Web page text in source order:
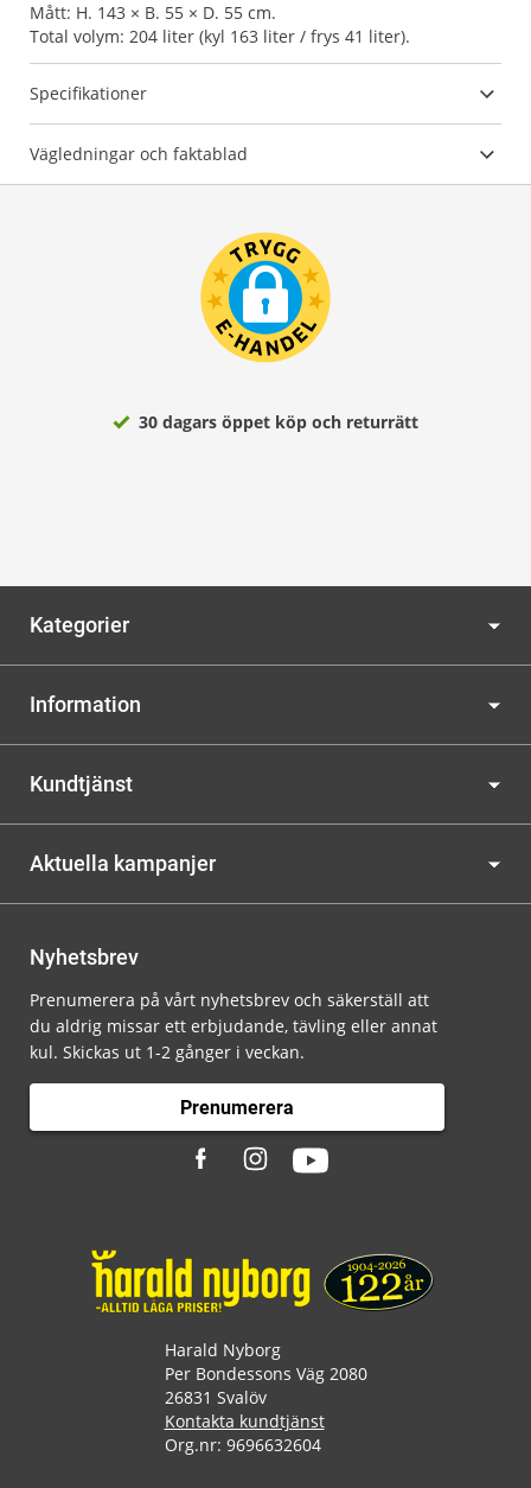
Mått: H. 143 × B. 55 × D. 55 cm.
Total volym: 204 liter (kyl 163 liter / frys 41 liter).
Specifikationer
Vägledningar och faktablad
30 dagars öppet köp och returrätt
Kategorier
Information
Kundtjänst
Aktuella kampanjer
Nyhetsbrev
Prenumerera på vårt nyhetsbrev och säkerställ att
du aldrig missar ett erbjudande, tävling eller annat
kul. Skickas ut 1-2 gånger i veckan.
Prenumerera
Harald Nyborg
Per Bondessons Väg 2080
26831 Svalöv
Kontakta kundtjänst
Org.nr: 9696632604